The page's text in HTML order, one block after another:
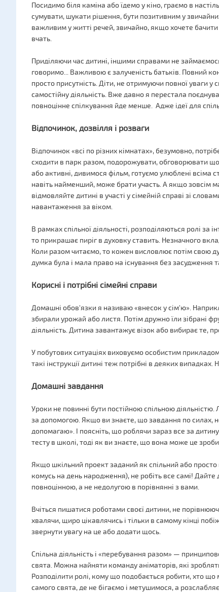
Посидимо біля каміна або їдемо у кіно, граємо в
сумувати, шукати рішення, бути позитивним у
важливим у житті речей, звичайно, якщо хочете
вчать.
Приділяючи час дитині, іншими справами не
говоримо... Важливою є залученість батьків. Повний
просто присутність. Діти, не отримуючи повної уваги
самостійну діяльність. Вже давно я перестала
повноцінне спілкування йде менше. Адже ідеї для
Відпочинок, дозвілля і розваги
Відпочинок «всі по різних кімнатах», безумовно,
сходити в парк разом, подорожувати, обговорювати
або активні, дивимося фільм, готуємо улюблені всіма
навіть найменший, може брати участь. А якщо зовсім
відмовляйте дитині в участі у сімейній справі зі
навантаження за віком.
В рамках спільної діяльності, розподіляються ролі
то прикрашає пиріг в духовку ставить. Незначного
Коли разом читаємо, то кожен висловлює потім свою
думка була і мала право на існування без засудження
Корисні і потрібні сімейні справи
Домашні обов'язки я називаю «внесок у сім'ю».
збирали урожай або листя. Потім дружно їли зібрані
діяльність. Дитина завантажує візок або вибирає те,
У побутових ситуаціях виховуємо особистим
такі інструкції дитині теж потрібні в деяких
Домашні завдання
Уроки не повинні бути постійною спільною
за допомогою. Якщо ви знаєте, що завдання по силах,
допомагаю». І поясніть, що роблячи зараз все за
тесту в школі, тоді як ви знаєте, що вона може це
Якщо шкільний проект заданий як спільний або
комусь на день народження), не робіть все самі! Дайте
повноцінною, а не недолугою в порівнянні з вами.
Вчіться пишатися роботами своєї дитини, не
хвалячи, щиро цікавлячись і тільки в самому кінці
звернути увагу на це або додати щось.
Спільна діяльність і «перебування разом» —
свята. Можна найняти команду аніматорів, які
Розподілити ролі, кому що подобається робити, хто
самого свята, де не бігаємо і метушимося, а